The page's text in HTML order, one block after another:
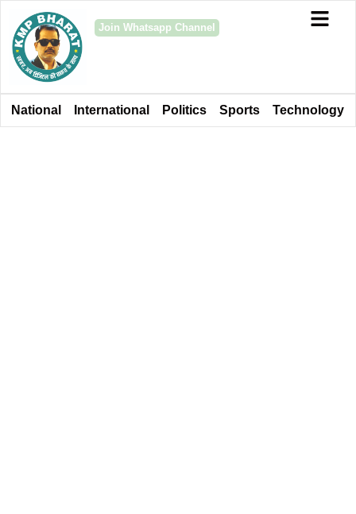
Join Whatsapp Channel
National International Politics Sports Technology